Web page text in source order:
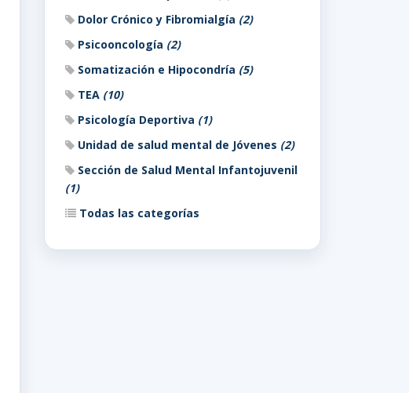
Dolor Crónico y Fibromialgía (2)
Psicooncología (2)
Somatización e Hipocondría (5)
TEA (10)
Psicología Deportiva (1)
Unidad de salud mental de Jóvenes (2)
Sección de Salud Mental Infantojuvenil
(1)
Todas las categorías